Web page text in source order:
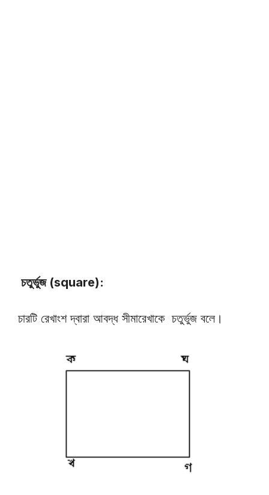
চতুর্ভুজ (square):
চারটি রেখাংশ দ্বারা আবদ্ধ সীমারেখাকে চতুর্ভুজ বলে।